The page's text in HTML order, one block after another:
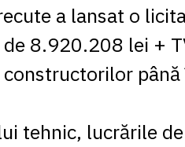
a lansat o
8.920.208 lei +
tehnic, lucrările